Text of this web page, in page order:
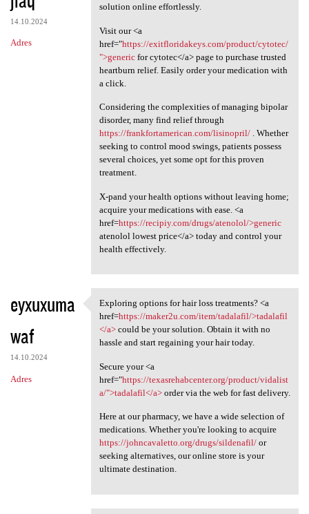
14.10.2024
Adres
solution online effortlessly.
Visit our <a
href="https://exitfloridakeys.com/product/cytotec/
">genericfor cytotec</a> page to purchase trusted
heartburn relief. Easily order your medication with
a click.
Considering the complexities of managing bipolar
disorder, many find relief through
https://frankfortamerican.com/lisinopril/. Whether
seeking to control mood swings, patients possess
several choices, yet some opt for this proven
treatment.
X-pand your health options without leaving home;
acquire your medications with ease. <a
href=https://recipiy.com/drugs/atenolol/>generic
atenolol lowest price</a> today and control your
health effectively.
eyxuxuma
waf
14.10.2024
Adres
Exploring options for hair
Exploring options for hair loss treatments? <a
href=https://maker2u.com/item/tadalafil/>tadalafil
</a>could be your solution. Obtain it with no
hassle and start regaining your hair today.
Secure your <a
href="https://texasrehabcenter.org/product/vidalist
a/">tadalafil</a>order via the web for fast delivery.
Here at our pharmacy, we have a wide selection of
medications. Whether you're looking to acquire
https://johncavaletto.org/drugs/sildenafil/or
seeking alternatives, our online store is your
ultimate destination.